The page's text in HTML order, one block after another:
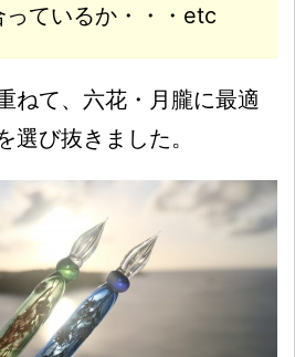
っているか・・・etc
ねて、六花・月朧に最適
選び抜きました。